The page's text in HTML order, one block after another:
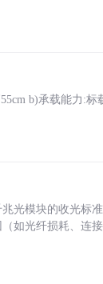
b)承载能力:标
光模块的收光标
如光纤损耗、连